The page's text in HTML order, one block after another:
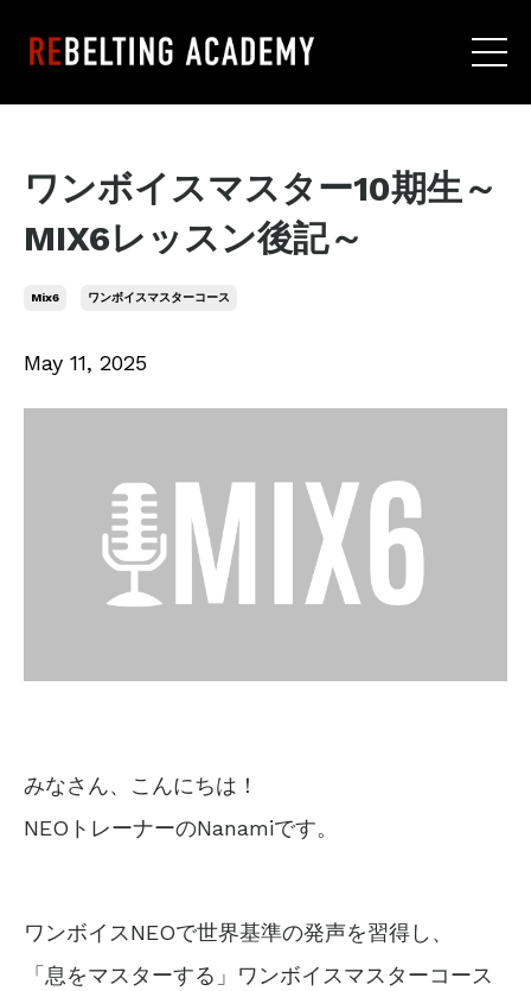
ワンボイスマスター10期生～
MIX6レッスン後記～
Mix6 ワンボイスマスターコース
May 11, 2025
みなさん、こんにちは！
NEOトレーナーのNanamiです。
ワンボイスNEOで世界基準の発声を習得し、
「息をマスターする」ワンボイスマスターコース